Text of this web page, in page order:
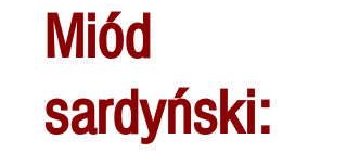
Miód
sardyński: